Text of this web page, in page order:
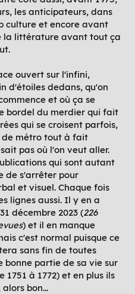
les anticipateurs, dans
culture et encore avant
la littérature avant tout ça
ouvert sur l'infini,
d'étoiles dedans, qu'on
et où ça se
bordel du merdier qui fait
qui se croisent parfois,
de métro tout à fait
pas où l'on veut aller.
qui sont autant
de s'arrêter pour
et visuel. Chaque fois
lignes aussi. Il y en a
décembre 2023 (226
) et il en manque
c'est normal puisque ce
sans fin de toutes
bonne partie de sa vie sur
à 1772) et en plus ils
bon...